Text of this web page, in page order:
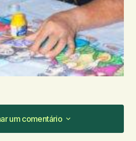
um comentário
um comentário